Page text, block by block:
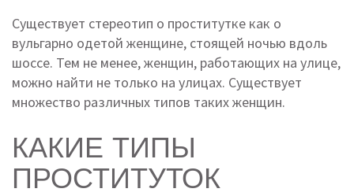
Существует стереотип о проститутке как о
вульгарно одетой женщине, стоящей ночью вдоль
шоссе. Тем не менее, женщин, работающих на улице,
можно найти не только на улицах. Существует
множество различных типов таких женщин.
КАКИЕ ТИПЫ
ПРОСТИТУТОК